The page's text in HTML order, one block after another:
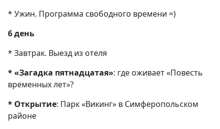
* Ужин. Программа свободного времени =)
6 день
* Завтрак. Выезд из отеля
* «Загадка пятнадцатая»: где оживает «Повесть
временных лет»?
* Открытие: Парк «Викинг» в Симферопольском
районе